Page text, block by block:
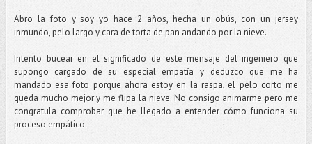
Abro la foto y soy yo hace 2 años, hecha un obús, con un jersey
inmundo, pelo largo y cara de torta de pan andando por la nieve.
Intento bucear en el significado de este mensaje del ingeniero que
supongo cargado de su especial empatía y deduzco que me ha
mandado esa foto porque ahora estoy en la raspa, el pelo corto me
queda mucho mejor y me flipa la nieve. No consigo animarme pero me
congratula comprobar que he llegado a entender cómo funciona su
proceso empático.